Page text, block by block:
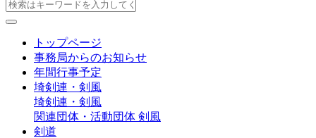
トップページ
事務局からのお知らせ
年間行事予定
埼剣連・剣風
埼剣連・剣風
関連団体・活動団体 剣風
剣道